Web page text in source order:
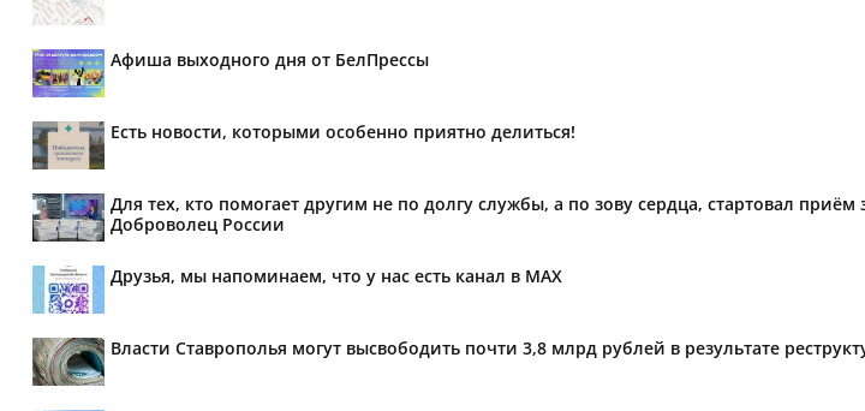
Афиша выходного дня от БелПрессы
Есть новости, которыми особенно приятно делиться!
Для тех, кто помогает другим не по долгу службы, а по зову сердца, стартовал
Доброволец России
Друзья, мы напоминаем, что у нас есть канал в МАХ
Власти Ставрополья могут высвободить почти 3,8 млрд рублей в результате